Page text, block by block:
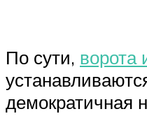
По сути, ворота
демократичная